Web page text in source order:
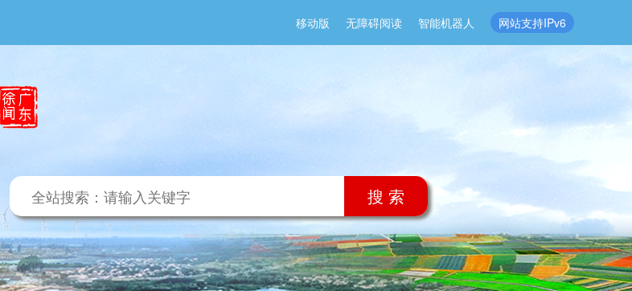
网站支持IPv6
移动版 无障碍阅读 智能机器人
搜 索